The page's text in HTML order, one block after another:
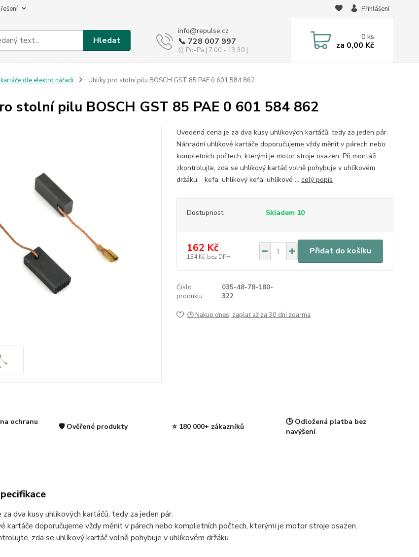
Přihlášení
Hledat
info@repulse.cz
📞 728 007 997
⏰ Po-Pá | 7:00 - 13:30 |
0ks
za 0,00 Kč
dle elektro nářadí Uhlíky pro stolní pilu BOSCH GST 85 PAE 0 601 584 862
stolní pilu BOSCH GST 85 PAE 0 601 584 862
Uvedená cena je za dva kusy uhlíkových kartáčů, tedy za jeden pár.
Náhradní uhlíkové kartáče doporučujeme vždy měnit v párech nebo
kompletních počtech, kterými je motor stroje osazen. Při montáži
zkontrolujte, zda se uhlíkový kartáč volně pohybuje v uhlíkovém
držáku. kefa, uhlíkový kefa, uhlíkové ... celý popis
Dostupnost Skladem 10
162 Kč
134 Kč bez DPH
Přidat do košíku
Číslo
produktu:
035-48-78-180-
322
🕒 Nakup dnes, zaplať až za 30 dní zdarma
ochranu
🛡️ Ověřené produkty ⭐ 180 000+ zákazníků
🕒 Odložená platba bez
navýšení
za dva kusy uhlíkových kartáčů, tedy za jeden pár.
kartáče doporučujeme vždy měnit v párech nebo kompletních počtech, kterými je motor stroje osazen.
zda se uhlíkový kartáč volně pohybuje v uhlíkovém držáku.